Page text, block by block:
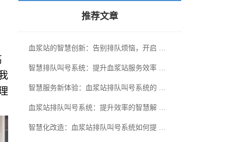
推荐文章
血浆站的智慧创新：告别排队烦恼，开启 …
智慧排队叫号系统：提升血浆站服务效率 …
智慧服务新体验：血浆站排队叫号系统的 …
血浆站排队叫号系统：提升效率的智慧解 …
智慧化改造：血浆站排队叫号系统如何提 …